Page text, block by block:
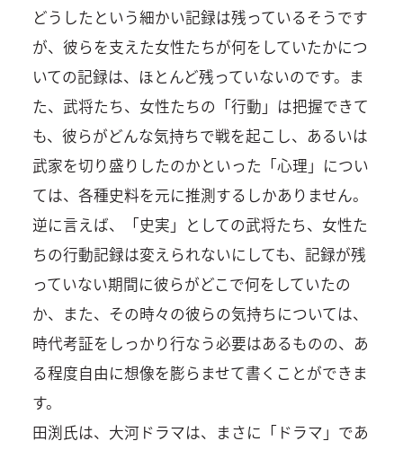
どうしたという細かい記録は残っているそうです
が、彼らを支えた女性たちが何をしていたかにつ
いての記録は、ほとんど残っていないのです。ま
た、武将たち、女性たちの「行動」は把握できて
も、彼らがどんな気持ちで戦を起こし、あるいは
武家を切り盛りしたのかといった「心理」につい
ては、各種史料を元に推測するしかありません。
逆に言えば、「史実」としての武将たち、女性た
ちの行動記録は変えられないにしても、記録が残
っていない期間に彼らがどこで何をしていたの
か、また、その時々の彼らの気持ちについては、
時代考証をしっかり行なう必要はあるものの、あ
る程度自由に想像を膨らませて書くことができま
す。
田渕氏は、大河ドラマは、まさに「ドラマ」であ